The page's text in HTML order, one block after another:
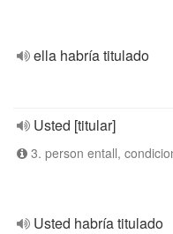
ella habría titulado
Usted [titular]
3. person entall,
Usted habría titulado